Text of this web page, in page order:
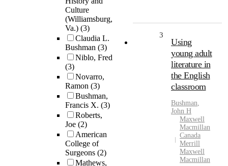
Culture
(Williamsburg,
Va.) (3)
Claudia L.
Bushman (3)
Niblo, Fred
(3)
Novarro,
Ramon (3)
Bushman,
Francis X. (3)
Roberts,
Joe (2)
American
College of
Surgeons (2)
Mathews,
3
Using
young adult
literature in
the English
classroom
Bushman,
John H
Maxwell
Macmillan
Canada
Merrill
Maxwell
Macmillan